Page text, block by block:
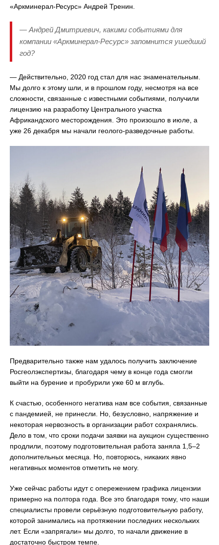
«Аркминерал-Ресурс» Андрей Тренин.
— Андрей Дмитриевич, какими событиями для
компании «Аркминерал-Ресурс» запомнится ушедший
год?
— Действительно, 2020 год стал для нас знаменательным.
Мы долго к этому шли, и в прошлом году, несмотря на все
сложности, связанные с известными событиями, получили
лицензию на разработку Центрального участка
Африкандского месторождения. Это произошло в июле, а
уже 26 декабря мы начали геолого-разведочные работы.
Предварительно также нам удалось получить заключение
Росгеолэкспертизы, благодаря чему в конце года смогли
выйти на бурение и пробурили уже 60 м вглубь.
К счастью, особенного негатива нам все события, связанные
с пандемией, не принесли. Но, безусловно, напряжение и
некоторая нервозность в организации работ сохранялись.
Дело в том, что сроки подачи заявки на аукцион существенно
продлили, поэтому подготовительная работа заняла 1,5–2
дополнительных месяца. Но, повторюсь, никаких явно
негативных моментов отметить не могу.
Уже сейчас работы идут с опережением графика лицензии
примерно на полтора года. Все это благодаря тому, что наши
специалисты провели серьёзную подготовительную работу,
которой занимались на протяжении последних нескольких
лет. Если «запрягали» мы долго, то начали движение в
достаточно быстром темпе.